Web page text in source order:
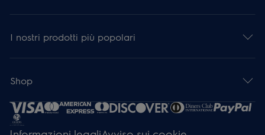
I nostri prodotti più popolari
Shop